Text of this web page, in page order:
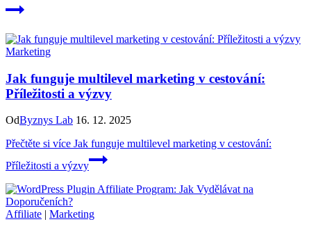
Marketing
Jak funguje multilevel marketing v cestování:
Příležitosti a výzvy
OdByznys Lab 16. 12. 2025
Přečtěte si více Jak funguje multilevel marketing v cestování:
Příležitosti a výzvy
Affiliate | Marketing